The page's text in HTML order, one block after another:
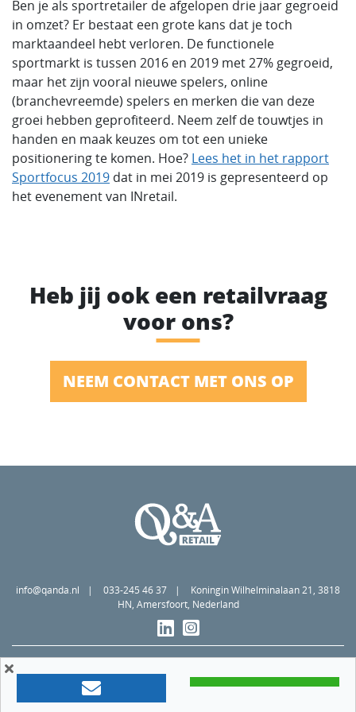
Ben je als sportretailer de afgelopen drie jaar gegroeid
in omzet? Er bestaat een grote kans dat je toch
marktaandeel hebt verloren. De functionele
sportmarkt is tussen 2016 en 2019 met 27% gegroeid,
maar het zijn vooral nieuwe spelers, online
(branchevreemde) spelers en merken die van deze
groei hebben geprofiteerd. Neem zelf de touwtjes in
handen en maak keuzes om tot een unieke
positionering te komen. Hoe? Lees het in het rapport
Sportfocus 2019 dat in mei 2019 is gepresenteerd op
het evenement van INretail.
Heb jij ook een retailvraag
voor ons?
NEEM CONTACT MET ONS OP
info@qanda.nl 033-245 46 37
Koningin Wilhelminalaan 21, 3818
HN, Amersfoort, Nederland
Member of